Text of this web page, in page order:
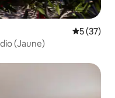
5 (37)
(Jaune)